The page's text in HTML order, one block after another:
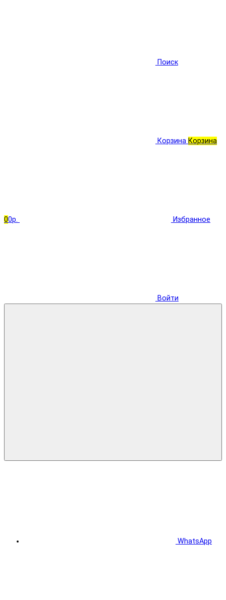
Поиск
Корзина Корзина
00р. Избранное
Войти
WhatsApp